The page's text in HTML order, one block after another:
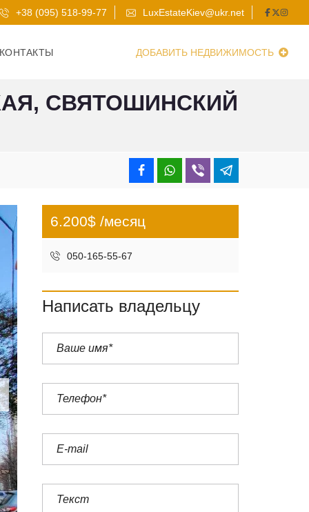
+38 (095) 518-99-77 LuxEstateKiev@ukr.net
ДОБАВИТЬ НЕДВИЖИМОСТЬ
СВЯТОШИНСКИЙ
6.200$ /месяц
050-165-55-67
Написать владельцу